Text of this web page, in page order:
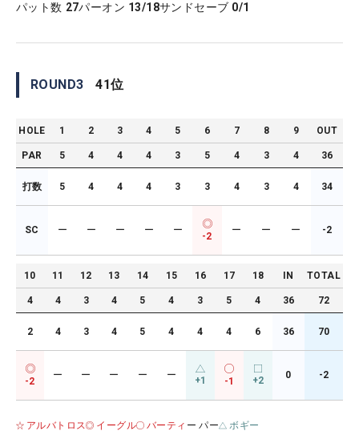
パット数 27パーオン 13/18サンドセーブ 0/1
ROUND3 41位
HOLE 1 2 3 4 5 6 7 8 9 OUT
PAR 5 4 4 4 3 5 4 3 4 36
打数 5 4 4 4 3 3 4 3 4 34
SC ー ー ー ー ー
-2
ー ー ー -2
10 11 12 13 14 15 16 17 18 IN TOTAL
4 4 3 4 5 4 3 5 4 36 72
2 4 3 4 5 4 4 4 6 36 70
-2
ー ー ー ー ー +1 -1 +2 0 -2
アルバトロス イーグル バーティ ー パー ボギー